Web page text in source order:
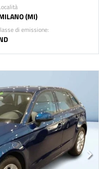
(MI)
di emissione: